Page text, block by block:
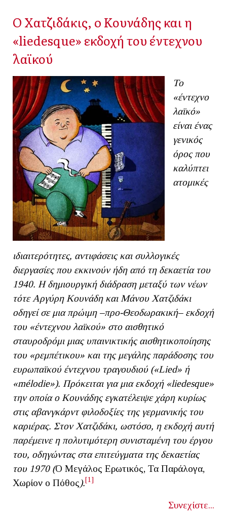
O Χατζιδάκις, o Κουνάδης και η
«liedesque» εκδοχή του έντεχνου
λαϊκού
Το
«έντεχνο
λαϊκό»
είναι ένας
γενικός
όρος που
καλύπτει
ατομικές
ιδιαιτερότητες, αντιφάσεις και συλλογικές
διεργασίες που εκκινούν ήδη από τη δεκαετία του
1940. Η δημιουργική διάδραση μεταξύ των νέων
τότε Αργύρη Κουνάδη και Μάνου Χατζιδάκι
οδηγεί σε μια πρώιμη –προ-Θεοδωρακική– εκδοχή
του «έντεχνου λαϊκού» στο αισθητικό
σταυροδρόμι μιας υπαινικτικής αισθητικοποίησης
του «ρεμπέτικου» και της μεγάλης παράδοσης του
ευρωπαϊκού έντεχνου τραγουδιού («Lied» ή
«mélodie»). Πρόκειται για μια εκδοχή «liedesque»
την οποία ο Κουνάδης εγκατέλειψε χάρη κυρίως
στις αβανγκάρντ φιλοδοξίες της γερμανικής του
καριέρας. Στον Χατζιδάκι, ωστόσο, η εκδοχή αυτή
παρέμεινε η πολυτιμότερη συνισταμένη του έργου
του, οδηγώντας στα επιτεύγματα της δεκαετίας
του 1970 (Ο Μεγάλος Ερωτικός, Τα Παράλογα,
Χωρίον ο Πόθος).[1]
Συνεχίστε...